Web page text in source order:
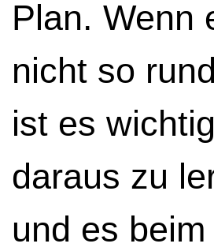
Plan. Wenn
nicht so
ist es
daraus zu
und es beim